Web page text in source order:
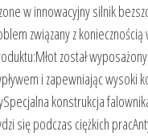
w innowacyjny silnik
związany z koniecznością
został
i zapewniając wysoki
konstrukcja
się podczas ciężkich